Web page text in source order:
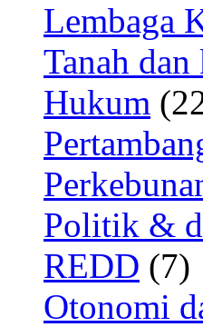
Lembaga
Tanah dan
Hukum
Politik &
REDD (7)
Otonomi